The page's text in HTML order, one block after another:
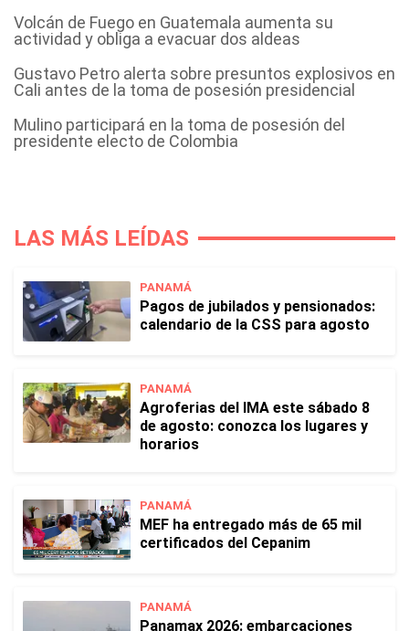
Volcán de Fuego en Guatemala aumenta su
actividad y obliga a evacuar dos aldeas
Gustavo Petro alerta sobre presuntos explosivos en
Cali antes de la toma de posesión presidencial
Mulino participará en la toma de posesión del
presidente electo de Colombia
LAS MÁS LEÍDAS
PANAMÁ
Pagos de jubilados y pensionados:
calendario de la CSS para agosto
PANAMÁ
Agroferias del IMA este sábado 8
de agosto: conozca los lugares y
horarios
PANAMÁ
MEF ha entregado más de 65 mil
certificados del Cepanim
PANAMÁ
Panamax 2026: embarcaciones